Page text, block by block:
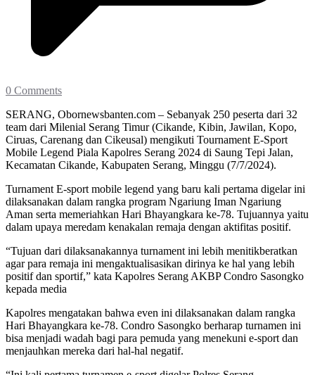
0 Comments
SERANG, Obornewsbanten.com – Sebanyak 250 peserta dari 32
team dari Milenial Serang Timur (Cikande, Kibin, Jawilan, Kopo,
Ciruas, Carenang dan Cikeusal) mengikuti Tournament E-Sport
Mobile Legend Piala Kapolres Serang 2024 di Saung Tepi Jalan,
Kecamatan Cikande, Kabupaten Serang, Minggu (7/7/2024).
Turnament E-sport mobile legend yang baru kali pertama digelar ini
dilaksanakan dalam rangka program Ngariung Iman Ngariung
Aman serta memeriahkan Hari Bhayangkara ke-78. Tujuannya yaitu
dalam upaya meredam kenakalan remaja dengan aktifitas positif.
“Tujuan dari dilaksanakannya turnament ini lebih menitikberatkan
agar para remaja ini mengaktualisasikan dirinya ke hal yang lebih
positif dan sportif,” kata Kapolres Serang AKBP Condro Sasongko
kepada media
Kapolres mengatakan bahwa even ini dilaksanakan dalam rangka
Hari Bhayangkara ke-78. Condro Sasongko berharap turnamen ini
bisa menjadi wadah bagi para pemuda yang menekuni e-sport dan
menjauhkan mereka dari hal-hal negatif.